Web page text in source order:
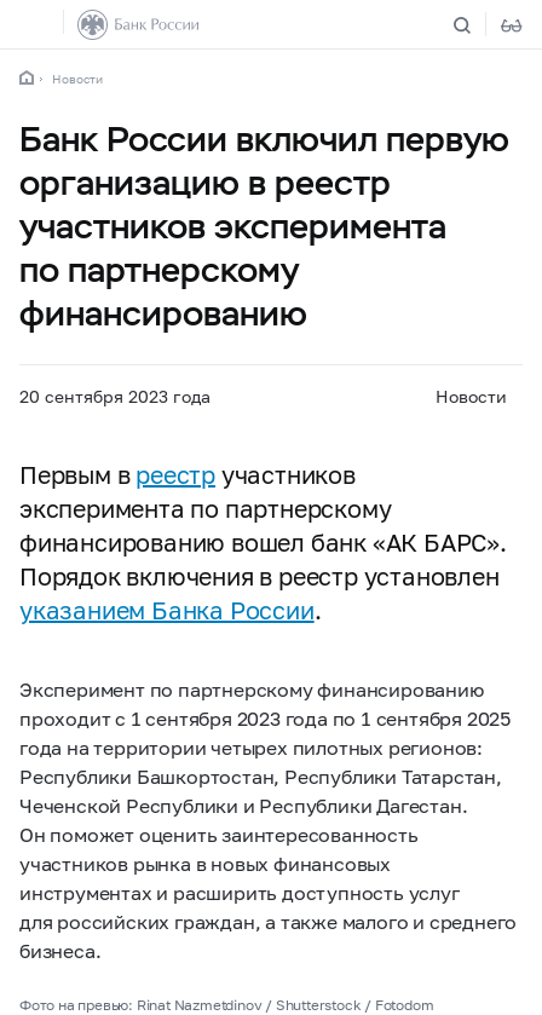
Новости
Банк России включил первую
организацию в реестр
участников эксперимента
по партнерскому
финансированию
20 сентября 2023 года Новости
Первым в реестр участников
эксперимента по партнерскому
финансированию вошел банк «АК БАРС».
Порядок включения в реестр установлен
указанием Банка России.
Эксперимент по партнерскому финансированию
проходит с 1 сентября 2023 года по 1 сентября 2025
года на территории четырех пилотных регионов:
Республики Башкортостан, Республики Татарстан,
Чеченской Республики и Республики Дагестан.
Он поможет оценить заинтересованность
участников рынка в новых финансовых
инструментах и расширить доступность услуг
для российских граждан, а также малого и среднего
бизнеса.
Фото на превью: Rinat Nazmetdinov / Shutterstock / Fotodom